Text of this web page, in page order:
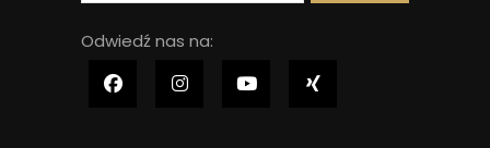
Odwiedź nas na: